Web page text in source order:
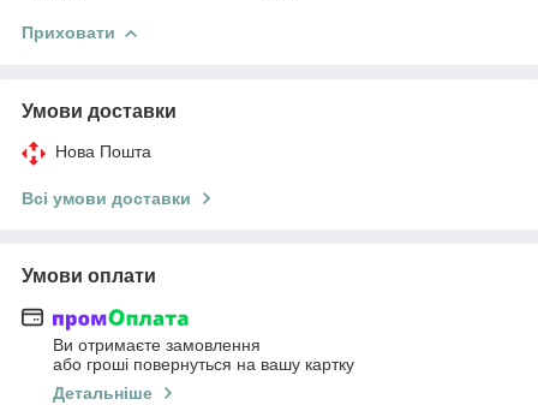
Приховати
Умови доставки
Нова Пошта
Всі умови доставки
Умови оплати
Ви отримаєте замовлення
або гроші повернуться на вашу картку
Детальніше